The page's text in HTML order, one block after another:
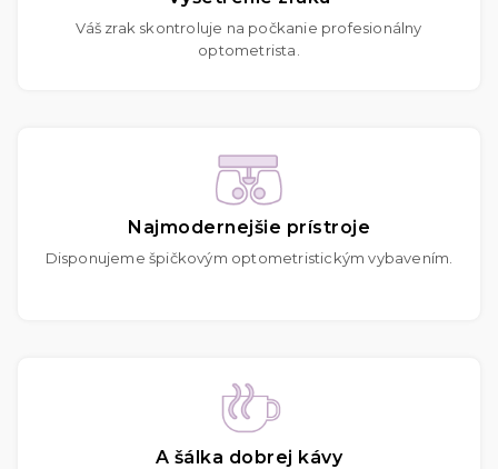
Váš zrak skontroluje na počkanie profesionálny
optometrista.
Najmodernejšie prístroje
Disponujeme špičkovým optometristickým vybavením.
A šálka dobrej kávy